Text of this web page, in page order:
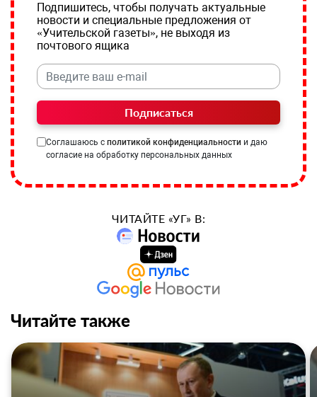
Подпишитесь, чтобы получать актуальные
новости и специальные предложения от
«Учительской газеты», не выходя из
почтового ящика
Подписаться
Соглашаюсь с политикой конфиденциальности и даю
согласие на обработку персональных данных
ЧИТАЙТЕ «УГ» В:
Читайте также